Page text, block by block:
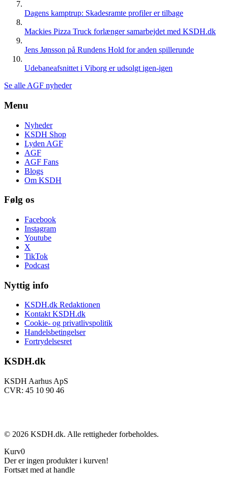
Dagens kamptrup: Skadesramte profiler er tilbage
Mackies Pizza Truck forlænger samarbejdet med KSDH.dk
Jens Jønsson på Rundens Hold for anden spillerunde
Udebaneafsnittet i Viborg er udsolgt igen-igen
Se alle AGF nyheder
Menu
Nyheder
KSDH Shop
Lyden AGF
AGF
AGF Fans
Blogs
Om KSDH
Følg os
Facebook
Instagram
Youtube
X
TikTok
Podcast
Nyttig info
KSDH.dk Redaktionen
Kontakt KSDH.dk
Cookie- og privatlivspolitik
Handelsbetingelser
Fortrydelsesret
KSDH.dk
KSDH Aarhus ApS
CVR: 45 10 90 46
© 2026 KSDH.dk. Alle rettigheder forbeholdes.
Kurv0
Der er ingen produkter i kurven!
Fortsæt med at handle